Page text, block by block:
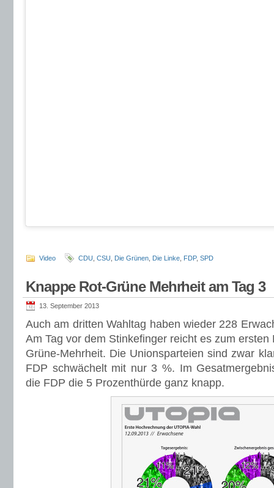
Video CDU CSU Die Grünen Die Linke FDP, SPD
Knappe Rot-Grüne Mehrheit am Tag 3
13. September 2013
Auch am dritten Wahltag haben wieder 228
Am Tag vor dem Stinkefinger reicht es zum
Grüne-Mehrheit. Die Unionsparteien sind zwar
FDP schwächelt mit nur 3 %. Im
die FDP die 5 Prozenthürde ganz knapp.